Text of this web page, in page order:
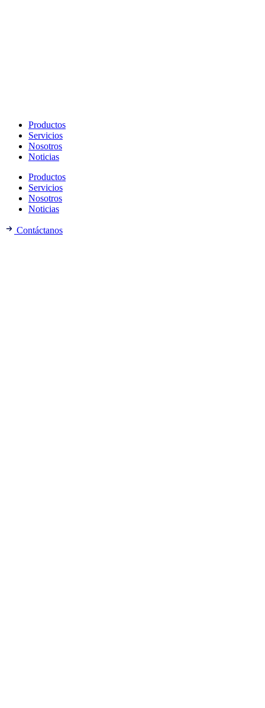
Productos
Servicios
Nosotros
Noticias
Productos
Servicios
Nosotros
Noticias
Contáctanos